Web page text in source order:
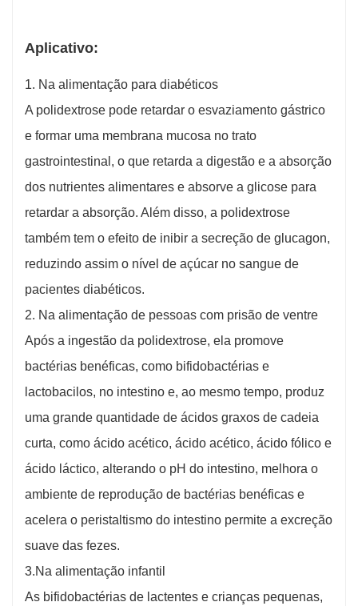
Aplicativo:
1. Na alimentação para diabéticos
A polidextrose pode retardar o esvaziamento gástrico
e formar uma membrana mucosa no trato
gastrointestinal, o que retarda a digestão e a absorção
dos nutrientes alimentares e absorve a glicose para
retardar a absorção. Além disso, a polidextrose
também tem o efeito de inibir a secreção de glucagon,
reduzindo assim o nível de açúcar no sangue de
pacientes diabéticos.
2. Na alimentação de pessoas com prisão de ventre
Após a ingestão da polidextrose, ela promove
bactérias benéficas, como bifidobactérias e
lactobacilos, no intestino e, ao mesmo tempo, produz
uma grande quantidade de ácidos graxos de cadeia
curta, como ácido acético, ácido acético, ácido fólico e
ácido láctico, alterando o pH do intestino, melhora o
ambiente de reprodução de bactérias benéficas e
acelera o peristaltismo do intestino permite a excreção
suave das fezes.
3.Na alimentação infantil
As bifidobactérias de lactentes e crianças pequenas,